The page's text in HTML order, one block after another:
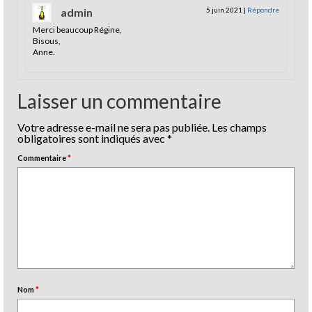
admin 5 juin 2021 | Répondre
Merci beaucoup Régine,
Bisous,
Anne.
Laisser un commentaire
Votre adresse e-mail ne sera pas publiée. Les champs
obligatoires sont indiqués avec *
Commentaire*
Nom*